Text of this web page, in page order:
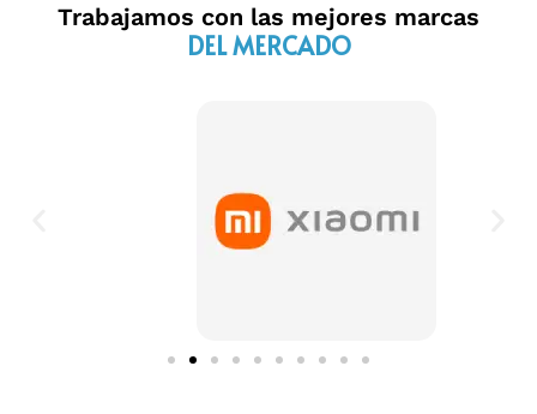
Trabajamos con las mejores marcas
DEL MERCADO